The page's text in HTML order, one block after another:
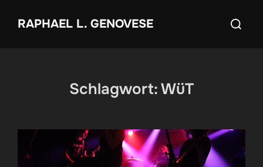
InhaltRAPHAEL L. GENOVESE
Suchen
Schlagwort:WüT